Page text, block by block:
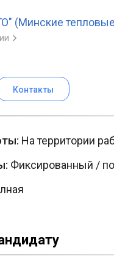
(Минские тепловые
Контакты
На территории
Фиксированный /